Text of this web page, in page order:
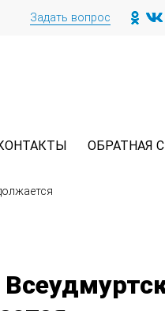
Задать вопрос
ОБРАТНАЯ